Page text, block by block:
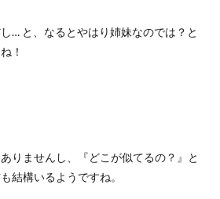
… と、なるとやはり姉妹なのでは？と
！
りませんし、『どこが似てるの？』と
結構いるようですね。